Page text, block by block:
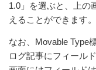
1.0」を選ぶと、上の
えることができます。
なお、Movable Type
ログ記事にフィール